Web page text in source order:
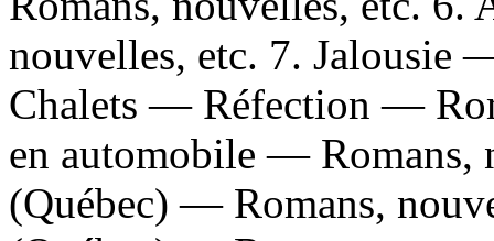
nouvelles, etc. 7. Jalousie
Chalets — Réfection —
en automobile — Romans,
(Québec) — Romans,